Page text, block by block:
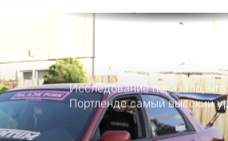
Детский день рождение в
как провести праздник под
Исследование показало, что
Портленде самый высокий
угона автомобилей на душу
населения в США